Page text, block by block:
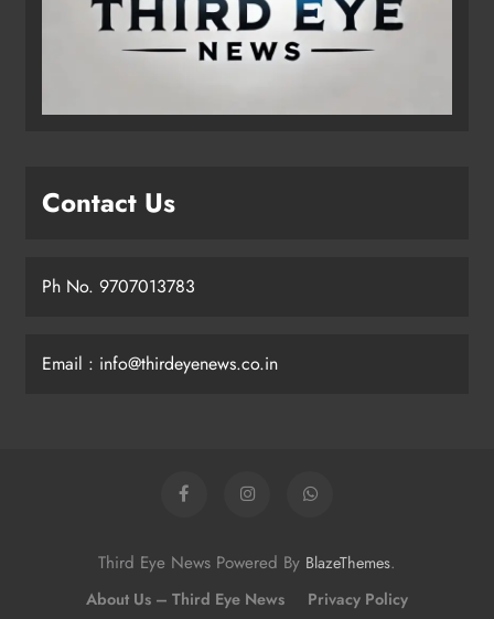
Contact Us
Ph No. 9707013783
Email : info@thirdeyenews.co.in
Third Eye News Powered By BlazeThemes.
About Us – Third Eye News Privacy Policy